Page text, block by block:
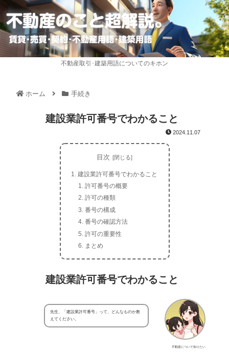
不動産取引･建築用語についてのキホン
ホーム 手続き
建設業許可番号でわかること
2024.11.07
目次
建設業許可番号でわかること
許可番号の概要
許可の種類
番号の構成
番号の確認方法
許可の重要性
まとめ
建設業許可番号でわかること
不動産について知りたい
先生、「建設業許可番号」って、どんなものか教
えてください。